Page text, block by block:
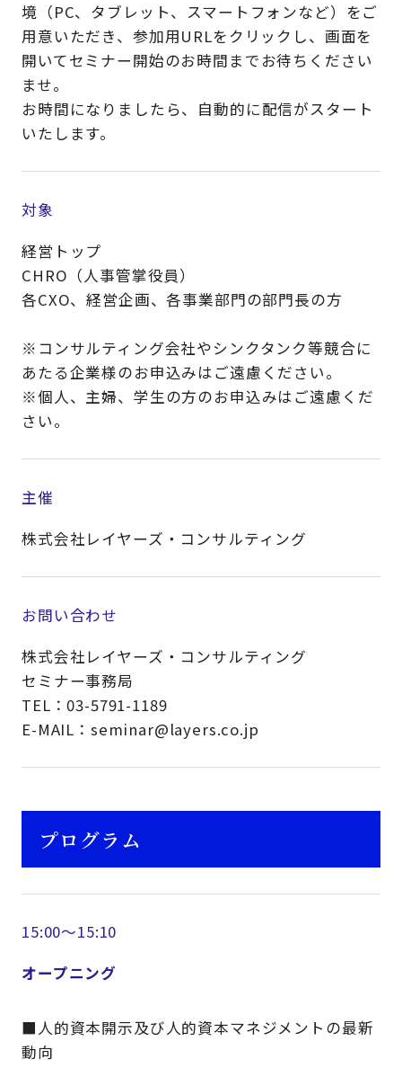
境（PC、タブレット、スマートフォンなど）をご
用意いただき、参加用URLをクリックし、画面を
開いてセミナー開始のお時間までお待ちください
ませ。
お時間になりましたら、自動的に配信がスタート
いたします。
対象
経営トップ
CHRO（人事管掌役員）
各CXO、経営企画、各事業部門の部門長の方
※コンサルティング会社やシンクタンク等競合に
あたる企業様のお申込みはご遠慮ください。
※個人、主婦、学生の方のお申込みはご遠慮くだ
さい。​
主催
株式会社レイヤーズ・コンサルティング
お問い合わせ
株式会社レイヤーズ・コンサルティング
セミナー事務局
TEL：03-5791-1189
E-MAIL：seminar@layers.co.jp
プログラム
15:00～15:10
オープニング
■人的資本開示及び人的資本マネジメントの最新
動向